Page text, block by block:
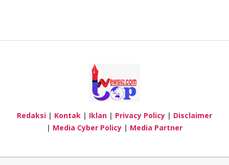
Redaksi | Kontak | Iklan | Privacy Policy | Disclaimer
| Media Cyber Policy | Media Partner